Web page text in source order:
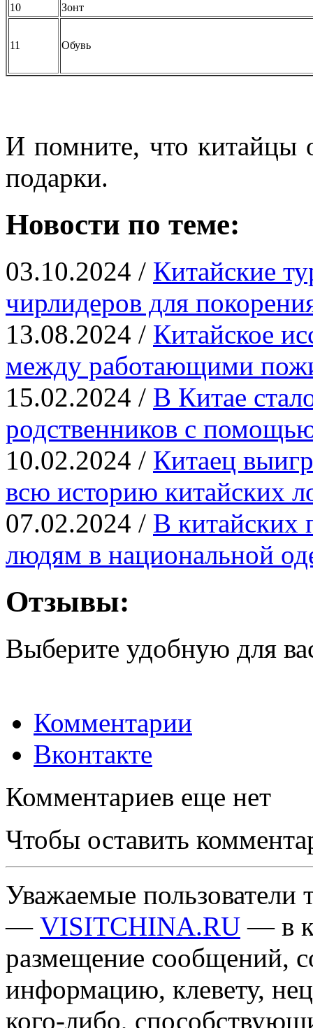
10
Зонт
11 Обувь
И помните, что китайцы
подарки.
Новости по теме:
03.10.2024 / Китайские
чирлидеров для
13.08.2024 / Китайское
между работающими
15.02.2024 / В Китае
родственников с
10.02.2024 / Китаец
всю историю китайских
07.02.2024 / В китайских
людям в национальной
Отзывы:
Выберите удобную для
Комментарии
Вконтакте
Комментариев еще нет
Чтобы оставить
Уважаемые пользователи
— VISITCHINA.RU — в
размещение сообщений,
информацию, клевету,
кого-либо,